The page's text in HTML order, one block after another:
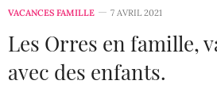
VACANCES FAMILLE 7 AVRIL 2021
Les Orres en famille,
avec des enfants.